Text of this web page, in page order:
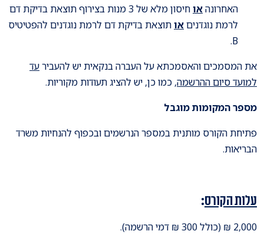
האחרונהאו
חיסון מלא של 3 מנות בצירוף תוצאת בדיקת דם
לרמת נוגדניםאותוצאת בדיקת דם לרמת נוגדנים להפטיטיס
B.
את המסמכים והאסמכתא על העברה בנקאית יש להעבירעד
למועד סיום ההרשמה, כמו כן, יש להציג תעודות מקוריות.
מספר המקומות מוגבל
פתיחת הקורס מותנית במספר הנרשמים ובכפוף להנחיות משרד
הבריאות.
עלות הקורס:
2,000 ₪ (כולל 300 ₪ דמי הרשמה).